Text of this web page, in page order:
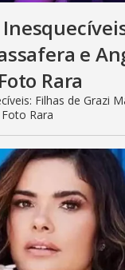
e
Rara
Filhas de Grazi
Rara